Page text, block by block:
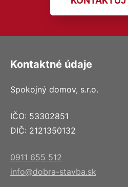
Kontaktné údaje
Spokojný domov, s.r.o.
IČO: 53302851
DIČ: 2121350132
0911 655 512
info@dobra-stavba.sk